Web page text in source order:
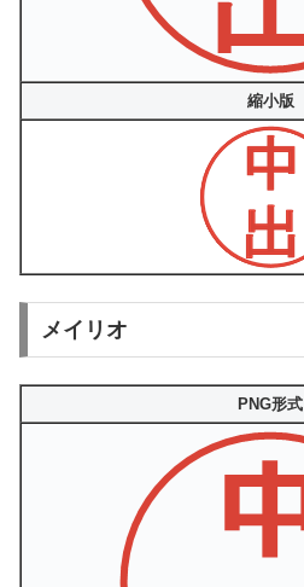
縮小版
メイリオ
PNG形式